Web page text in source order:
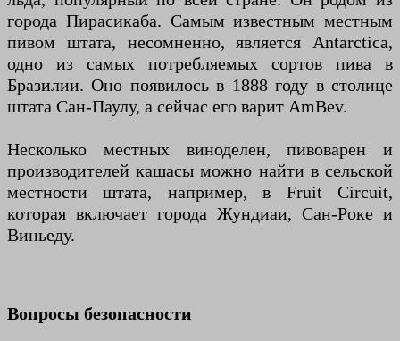
города Пирасикаба. Самым известным местным
пивом штата, несомненно, является Antarctica,
одно из самых потребляемых сортов пива в
Бразилии. Оно появилось в 1888 году в столице
штата Сан-Паулу, а сейчас его варит AmBev.
Несколько местных виноделен, пивоварен и
производителей кашасы можно найти в сельской
местности штата, например, в Fruit Circuit,
которая включает города Жундиаи, Сан-Роке и
Виньеду.
Вопросы безопасности